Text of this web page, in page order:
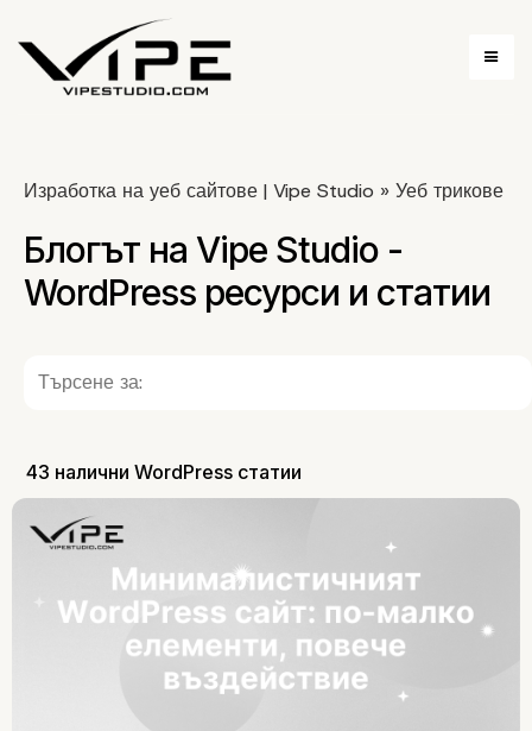
Изработка на уеб сайтове | Vipe Studio » Уеб трикове
Блогът на Vipe Studio -
WordPress ресурси и статии
43 налични WordPress статии